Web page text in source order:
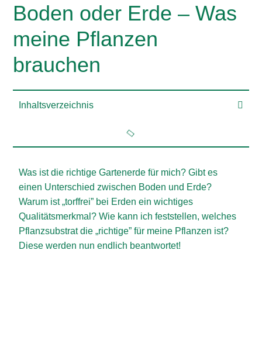
Boden oder Erde – Was
meine Pflanzen
brauchen
Inhaltsverzeichnis
Was ist die richtige Gartenerde für mich? Gibt es
einen Unterschied zwischen Boden und Erde?
Warum ist „torffrei” bei Erden ein wichtiges
Qualitätsmerkmal? Wie kann ich feststellen, welches
Pflanzsubstrat die „richtige” für meine Pflanzen ist?
Diese werden nun endlich beantwortet!